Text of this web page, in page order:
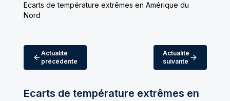
Ecarts de température extrêmes en Amérique du
Nord
Actualité
précédente
Actualité
suivante
Ecarts de température extrêmes en